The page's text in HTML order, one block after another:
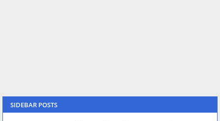
SIDEBAR POSTS